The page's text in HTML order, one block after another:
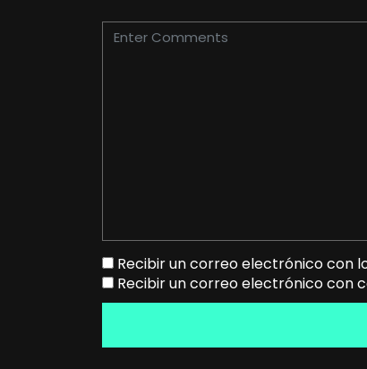
Recibir un correo electrónico con
Recibir un correo electrónico con